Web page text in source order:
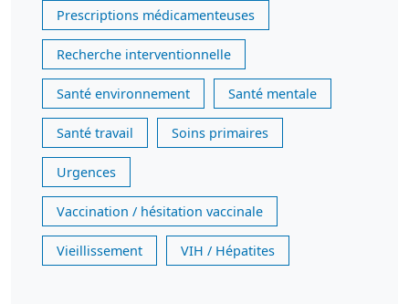
Prescriptions médicamenteuses
Recherche interventionnelle
Santé environnement Santé mentale
Santé travail Soins primaires
Urgences
Vaccination / hésitation vaccinale
Vieillissement VIH / Hépatites